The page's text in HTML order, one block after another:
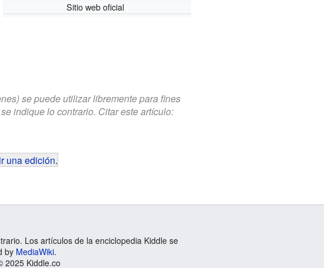
Sitio web oficial
se puede utilizar libremente para fines
indique lo contrario. Citar este artículo:
una edición.
Los artículos de la enciclopedia Kiddle se
by MediaWiki.
2025 Kiddle.co